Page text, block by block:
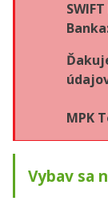
MPK
Vybav sa